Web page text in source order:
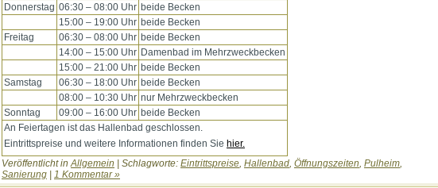
Donnerstag 06:30 – 08:00 Uhr beide Becken
15:00 – 19:00 Uhr beide Becken
Freitag
06:30 – 08:00 Uhr beide Becken
14:00 – 15:00 Uhr Damenbad im Mehrzweckbecken
15:00 – 21:00 Uhr beide Becken
Samstag
06:30 – 18:00 Uhr beide Becken
08:00 – 10:30 Uhr nur Mehrzweckbecken
Sonntag
09:00 – 16:00 Uhr beide Becken
An Feiertagen ist das Hallenbad geschlossen.
Eintrittspreise und weitere Informationen finden Sie hier.
Veröffentlicht inAllgemein | Schlagworte: Eintrittspreise, Hallenbad, Öffnungszeiten, Pulheim,
Sanierung
1 Kommentar »